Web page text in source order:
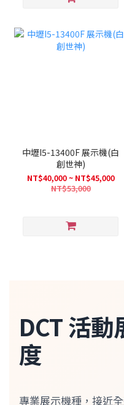
中壢I5-13400F 展示機(白
創世神)
NT$40,000 ~ NT$45,000
NT$53,000
DCT 活
度
專業展示機種，接近